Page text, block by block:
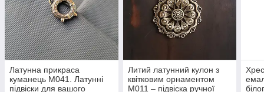
Латунна прикраса
куманець M041. Латунні
підвіски для вашого
Литий латунний кулон з
квітковим орнаментом
M011 – підвіска ручної